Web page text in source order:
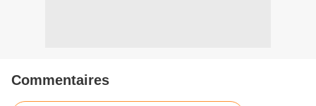
Commentaires